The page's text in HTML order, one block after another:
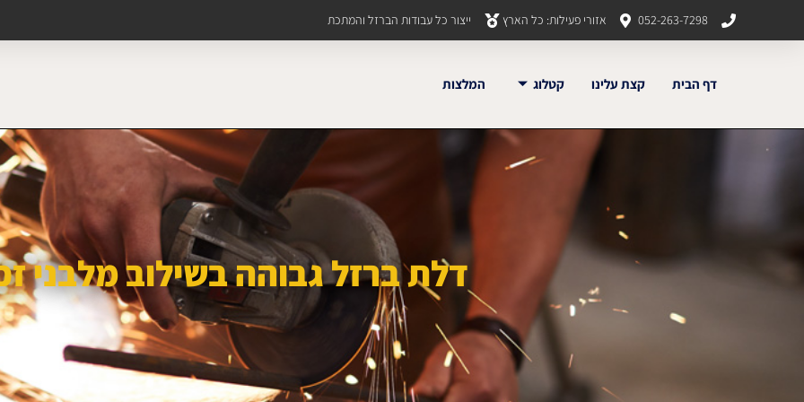
052-263-7298 אזורי פעילות: כל הארץ ייצור כל עבודות הברזל והמתכת
דף הבית קצת עלינו קטלוג המלצות
דלת ברזל גבוהה בשילוב מלבני